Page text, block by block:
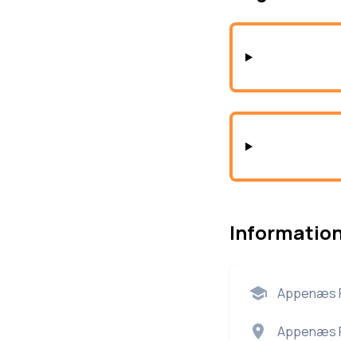
Appenæs
Appenæs